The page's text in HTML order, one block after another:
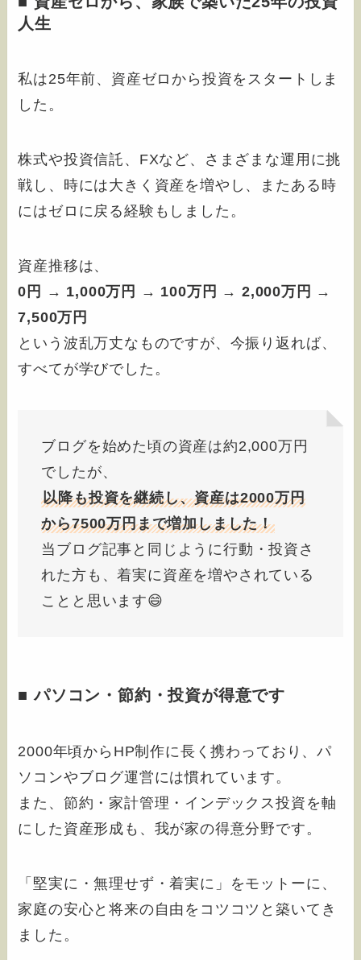
人生
私は25年前、資産ゼロから投資をスタートしま
した。
株式や投資信託、FXなど、さまざまな運用に挑
戦し、時には大きく資産を増やし、またある時
にはゼロに戻る経験もしました。
資産推移は、
0円 → 1,000万円 → 100万円 → 2,000万円 →
7,500万円
という波乱万丈なものですが、今振り返れば、
すべてが学びでした。
ブログを始めた頃の資産は約2,000万円
でしたが、
以降も投資を継続し、資産は2000万円
から7500万円まで増加しました！
当ブログ記事と同じように行動・投資さ
れた方も、着実に資産を増やされている
ことと思います😄
■ パソコン・節約・投資が得意です
2000年頃からHP制作に長く携わっており、パ
ソコンやブログ運営には慣れています。
また、節約・家計管理・インデックス投資を軸
にした資産形成も、我が家の得意分野です。
「堅実に・無理せず・着実に」をモットーに、
家庭の安心と将来の自由をコツコツと築いてき
ました。